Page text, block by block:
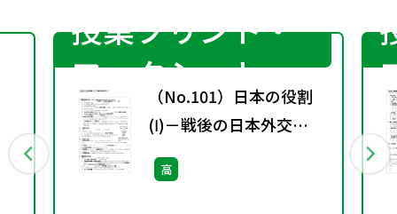
授業プリント・
ワークシート
（No.101）日本の役割
(Ⅰ)－戦後の日本外交
―［サブ・ノート］
高